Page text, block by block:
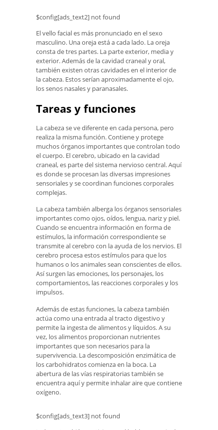
$config[ads_text2] not found
El vello facial es más pronunciado en el sexo
masculino. Una oreja está a cada lado. La oreja
consta de tres partes. La parte exterior, media y
exterior. Además de la cavidad craneal y oral,
también existen otras cavidades en el interior de
la cabeza. Estos serían aproximadamente el ojo,
los senos nasales y paranasales.
Tareas y funciones
La cabeza se ve diferente en cada persona, pero
realiza la misma función. Contiene y protege
muchos órganos importantes que controlan todo
el cuerpo. El cerebro, ubicado en la cavidad
craneal, es parte del sistema nervioso central. Aquí
es donde se procesan las diversas impresiones
sensoriales y se coordinan funciones corporales
complejas.
La cabeza también alberga los órganos sensoriales
importantes como ojos, oídos, lengua, nariz y piel.
Cuando se encuentra información en forma de
estímulos, la información correspondiente se
transmite al cerebro con la ayuda de los nervios. El
cerebro procesa estos estímulos para que los
humanos o los animales sean conscientes de ellos.
Así surgen las emociones, los personajes, los
comportamientos, las reacciones corporales y los
impulsos.
Además de estas funciones, la cabeza también
actúa como una entrada al tracto digestivo y
permite la ingesta de alimentos y líquidos. A su
vez, los alimentos proporcionan nutrientes
importantes que son necesarios para la
supervivencia. La descomposición enzimática de
los carbohidratos comienza en la boca. La
abertura de las vías respiratorias también se
encuentra aquí y permite inhalar aire que contiene
oxígeno.
$config[ads_text3] not found